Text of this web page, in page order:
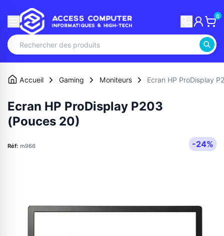
0
Accueil Gaming Moniteurs Ecran HP ProDisplay
Ecran HP ProDisplay P203
(Pouces 20)
Réf: m966 -24%